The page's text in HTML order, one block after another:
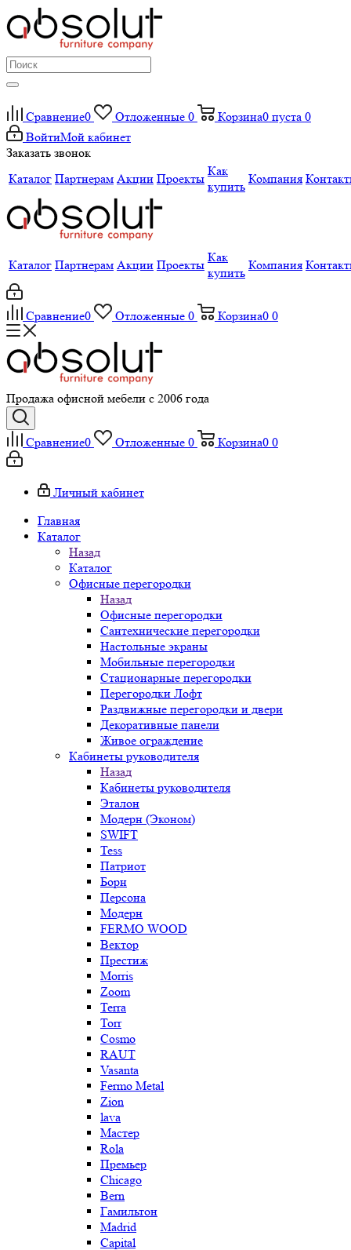
Сравнение0 Отложенные 0 Корзина0 пуста 0
ВойтиМой кабинет
Заказать звонок
Каталог Партнерам Акции Проекты
Как
купить
Компания
Каталог Партнерам Акции Проекты
Как
купить
Компания
Сравнение0 Отложенные 0 Корзина0 0
Продажа офисной мебели с 2006 года
Сравнение0 Отложенные 0 Корзина0 0
Личный кабинет
Главная
Каталог
Назад
Каталог
Офисные перегородки
Назад
Офисные перегородки
Сантехнические перегородки
Настольные экраны
Мобильные перегородки
Стационарные перегородки
Перегородки Лофт
Раздвижные перегородки и двери
Декоративные панели
Живое ограждение
Кабинеты руководителя
Назад
Кабинеты руководителя
Эталон
Модерн (Эконом)
SWIFT
Tess
Патриот
Борн
Персона
Модерн
FERMO WOOD
Вектор
Престиж
Morris
Zoom
Terra
Torr
Cosmo
RAUT
Vasanta
Fermo Metal
Zion
lava
Мастер
Rola
Премьер
Chicago
Bern
Гамильтон
Madrid
Capital